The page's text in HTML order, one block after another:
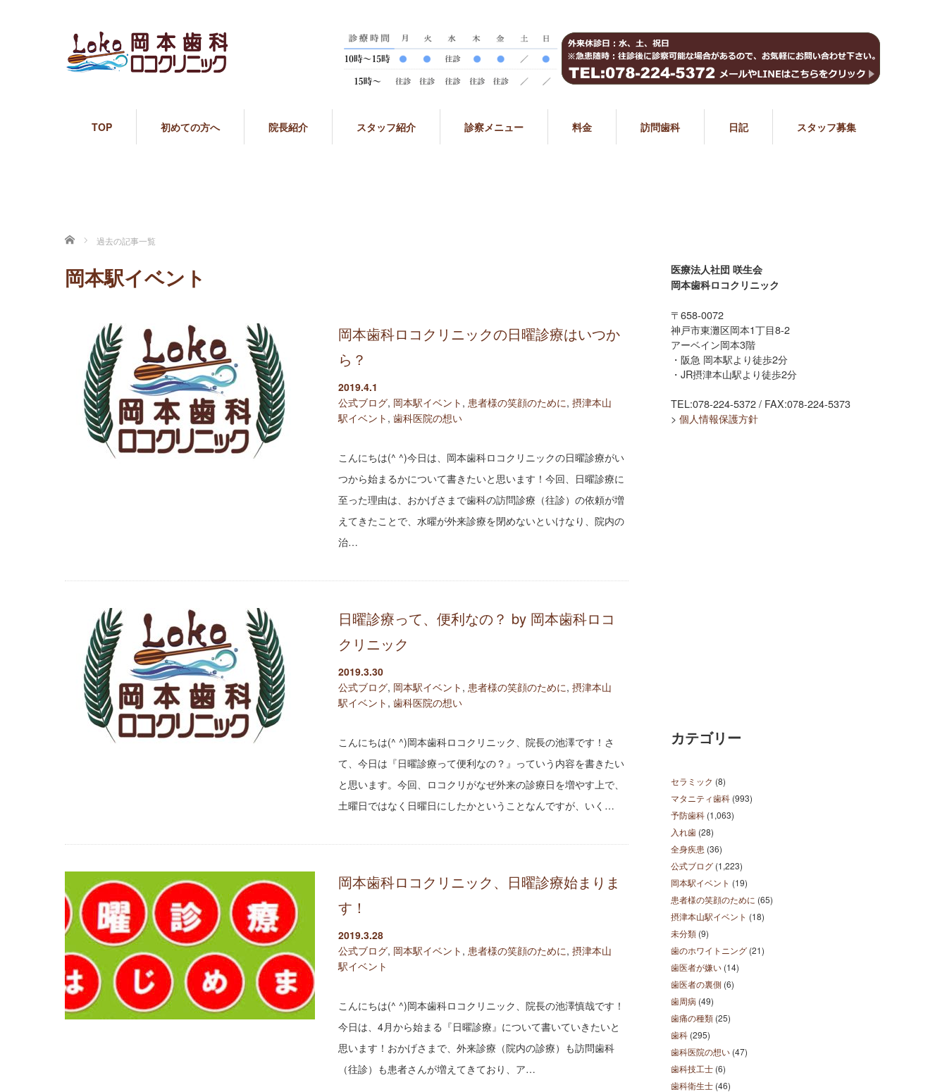
TOP 初めての方へ 院長紹介 スタッフ紹介 診察メニュー 料金 訪問歯科 日記 スタッフ募集
ホーム 過去の記事一覧
岡本駅イベント
岡本歯科ロコクリニックの日曜診療はいつか
ら？
2019.4.1
公式ブログ, 岡本駅イベント , 患者様の笑顔のために, 摂津本山
駅イベント , 歯科医院の想い
こんにちは(^ ^)今日は、岡本歯科ロコクリニックの日曜診療がい
つから始まるかについて書きたいと思います！今回、日曜診療に
至った理由は、おかげさまで歯科の訪問診療（往診）の依頼が増
えてきたことで、水曜が外来診療を閉めないといけなり、院内の
治…
日曜診療って、便利なの？ by 岡本歯科ロコ
クリニック
2019.3.30
公式ブログ, 岡本駅イベント , 患者様の笑顔のために, 摂津本山
駅イベント , 歯科医院の想い
こんにちは(^ ^)岡本歯科ロコクリニック、院長の池澤です！さ
て、今日は『日曜診療って便利なの？』っていう内容を書きたい
と思います。今回、ロコクリがなぜ外来の診療日を増やす上で、
土曜日ではなく日曜日にしたかということなんですが、いく…
岡本歯科ロコクリニック、日曜診療始まりま
す！
2019.3.28
公式ブログ, 岡本駅イベント , 患者様の笑顔のために, 摂津本山
駅イベント
こんにちは(^ ^)岡本歯科ロコクリニック、院長の池澤慎哉です！
今日は、4月から始まる『日曜診療』について書いていきたいと
思います！おかげさまで、外来診療（院内の診療）も訪問歯科
（往診）も患者さんが増えてきており、ア…
医療法人社団 咲生会
岡本歯科ロコクリニック
〒658-0072
神戸市東灘区岡本1丁目8-2
アーベイン岡本3階
・阪急 岡本駅より徒歩2分
・JR摂津本山駅より徒歩2分
TEL:078-224-5372 / FAX:078-224-5373
> 個人情報保護方針
カテゴリー
セラミック (8)
マタニティ歯科 (993)
予防歯科 (1,063)
入れ歯 (28)
全身疾患 (36)
公式ブログ (1,223)
岡本駅イベント (19)
患者様の笑顔のために (65)
摂津本山駅イベント (18)
未分類 (9)
歯のホワイトニング (21)
歯医者が嫌い (14)
歯医者の裏側 (6)
歯周病 (49)
歯痛の種類 (25)
歯科 (295)
歯科医院の想い (47)
歯科技工士 (6)
歯科衛生士 (46)